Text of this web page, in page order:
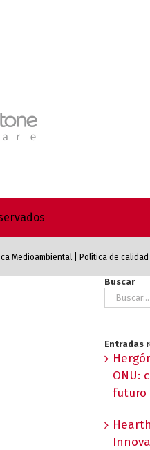
Medioambiental Política de calidad
Buscar
Buscar:
Entradas
ONU:
futuro